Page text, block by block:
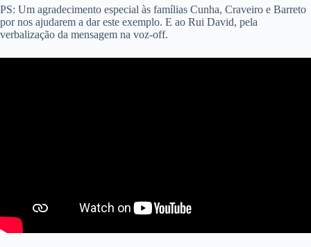
PS: Um agradecimento especial às famílias Cunha, Craveiro e Barreto
por nos ajudarem a dar este exemplo. E ao Rui David, pela
verbalização da mensagem na voz-off.